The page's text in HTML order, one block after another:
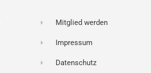
Mitglied werden
Impressum
Datenschutz